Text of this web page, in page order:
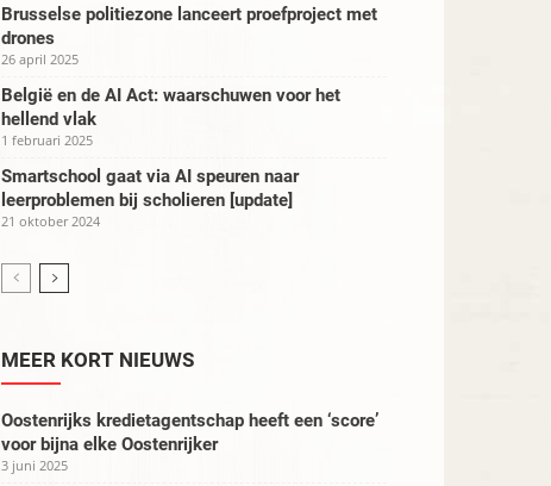
Brusselse politiezone lanceert proefproject met
drones
26 april 2025
België en de AI Act: waarschuwen voor het
hellend vlak
1 februari 2025
Smartschool gaat via AI speuren naar
leerproblemen bij scholieren [update]
21 oktober 2024
MEER KORT NIEUWS
Oostenrijks kredietagentschap heeft een ‘score’
voor bijna elke Oostenrijker
3 juni 2025